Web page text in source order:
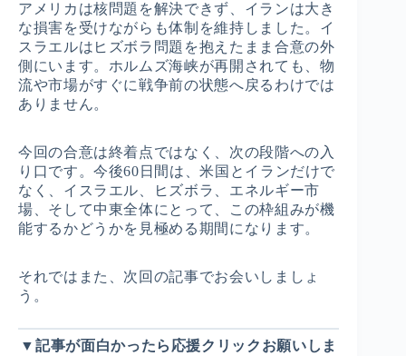
アメリカは核問題を解決できず、イランは大き
な損害を受けながらも体制を維持しました。イ
スラエルはヒズボラ問題を抱えたまま合意の外
側にいます。ホルムズ海峡が再開されても、物
流や市場がすぐに戦争前の状態へ戻るわけでは
ありません。
今回の合意は終着点ではなく、次の段階への入
り口です。今後60日間は、米国とイランだけで
なく、イスラエル、ヒズボラ、エネルギー市
場、そして中東全体にとって、この枠組みが機
能するかどうかを見極める期間になります。
それではまた、次回の記事でお会いしましょ
う。
▼記事が面白かったら応援クリックお願いしま